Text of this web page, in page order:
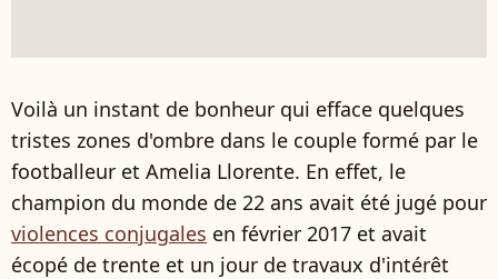
Voilà un instant de bonheur qui efface quelques
tristes zones d'ombre dans le couple formé par le
footballeur et Amelia Llorente. En effet, le
champion du monde de 22 ans avait été jugé pour
violences conjugales en février 2017 et avait
écopé de trente et un jour de travaux d'intérêt